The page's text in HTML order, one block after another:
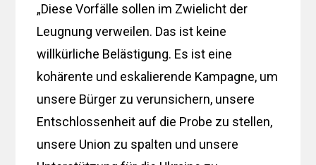
„Diese Vorfälle sollen im Zwielicht der
Leugnung verweilen. Das ist keine
willkürliche Belästigung. Es ist eine
kohärente und eskalierende Kampagne, um
unsere Bürger zu verunsichern, unsere
Entschlossenheit auf die Probe zu stellen,
unsere Union zu spalten und unsere